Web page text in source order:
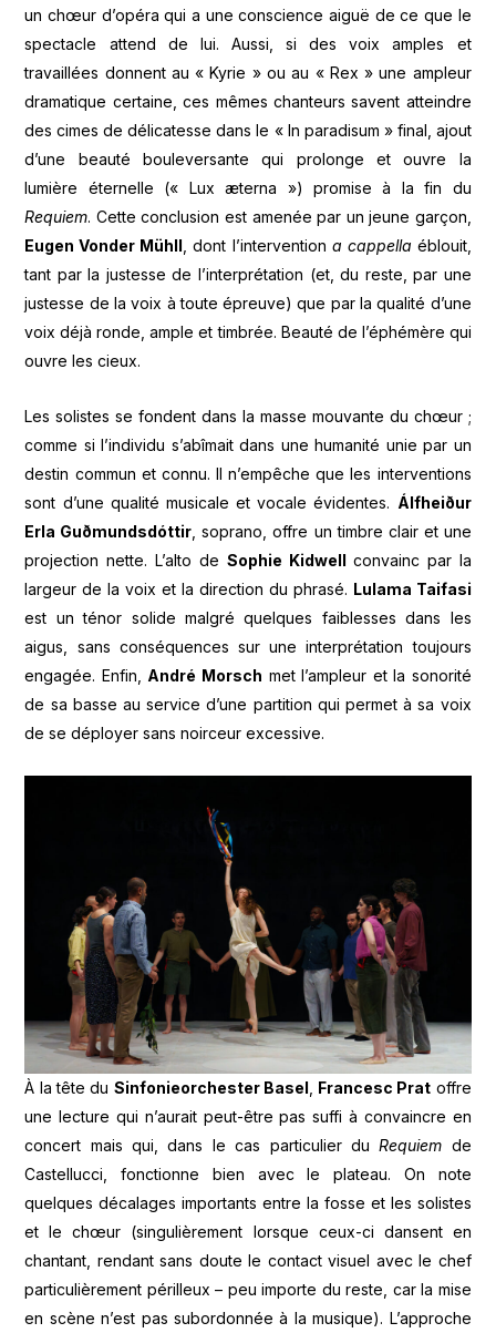
un chœur d’opéra qui a une conscience aiguë de ce que le
spectacle attend de lui. Aussi, si des voix amples et
travaillées donnent au « Kyrie » ou au « Rex » une ampleur
dramatique certaine, ces mêmes chanteurs savent atteindre
des cimes de délicatesse dans le « In paradisum » final, ajout
d’une beauté bouleversante qui prolonge et ouvre la
lumière éternelle (« Lux æterna ») promise à la fin du
Requiem. Cette conclusion est amenée par un jeune garçon,
Eugen Vonder Mühll , dont l’intervention a cappella éblouit,
tant par la justesse de l’interprétation (et, du reste, par une
justesse de la voix à toute épreuve) que par la qualité d’une
voix déjà ronde, ample et timbrée. Beauté de l’éphémère qui
ouvre les cieux.
Les solistes se fondent dans la masse mouvante du chœur ;
comme si l’individu s’abîmait dans une humanité unie par un
destin commun et connu. Il n’empêche que les interventions
sont d’une qualité musicale et vocale évidentes. Álfheiður
Erla Guðmundsdóttir , soprano, offre un timbre clair et une
projection nette. L’alto de Sophie Kidwell convainc par la
largeur de la voix et la direction du phrasé. Lulama Taifasi
est un ténor solide malgré quelques faiblesses dans les
aigus, sans conséquences sur une interprétation toujours
engagée. Enfin, André Morsch met l’ampleur et la sonorité
de sa basse au service d’une partition qui permet à sa voix
de se déployer sans noirceur excessive.
À la tête du Sinfonieorchester Basel Francesc Prat offre
une lecture qui n’aurait peut-être pas suffi à convaincre en
concert mais qui, dans le cas particulier duRequiem de
Castellucci, fonctionne bien avec le plateau. On note
quelques décalages importants entre la fosse et les solistes
et le chœur (singulièrement lorsque ceux-ci dansent en
chantant, rendant sans doute le contact visuel avec le chef
particulièrement périlleux – peu importe du reste, car la mise
en scène n’est pas subordonnée à la musique). L’approche